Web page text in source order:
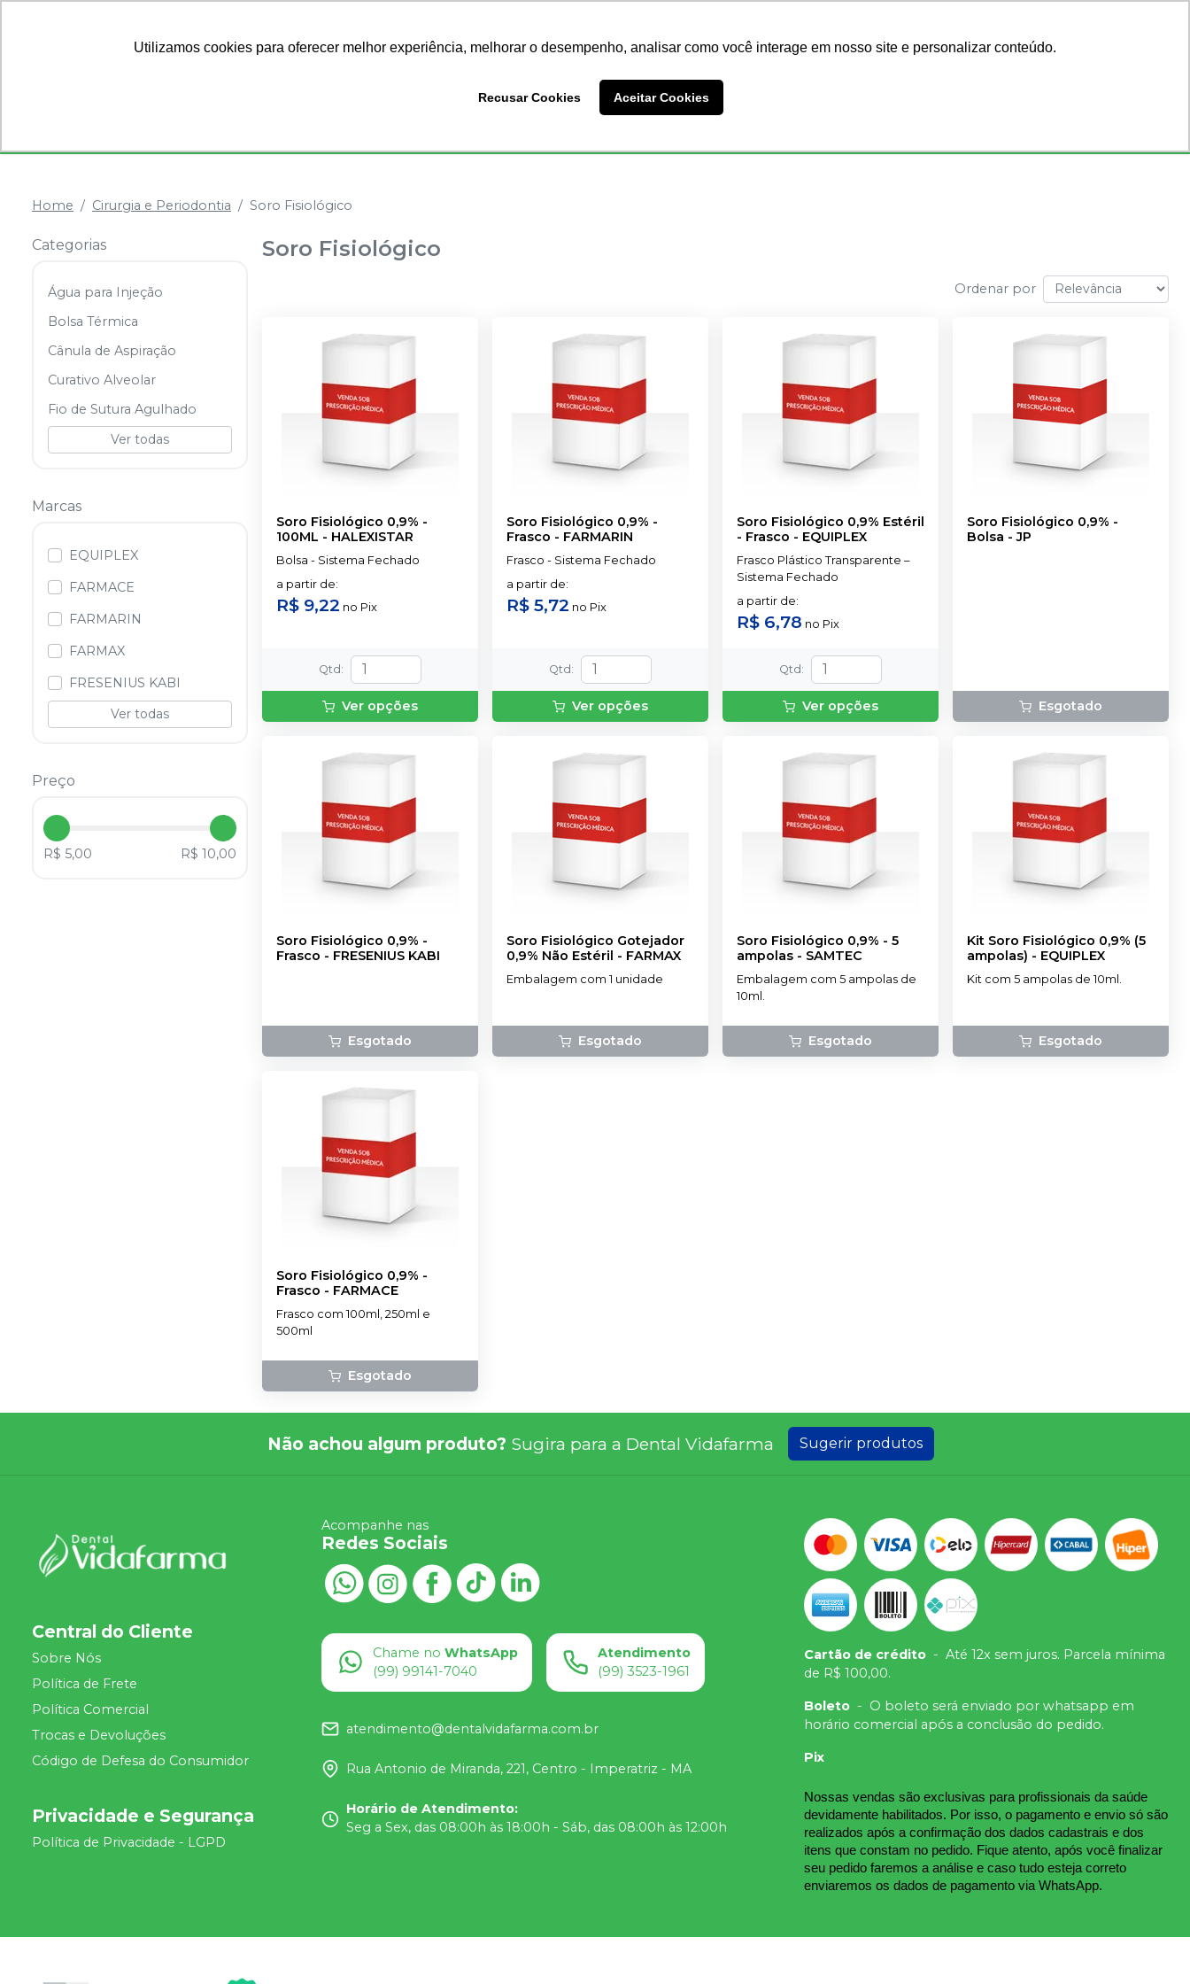
Utilizamos cookies para oferecer melhor experiência, melhorar o desempenho, analisar como você interage em nosso site e personalizar conteúdo.
Recusar Cookies Aceitar Cookies
Home Cirurgia e Periodontia Soro Fisiológico
Categorias
Água para Injeção
Bolsa Térmica
Cânula de Aspiração
Curativo Alveolar
Fio de Sutura Agulhado
Ver todas
Marcas
EQUIPLEX
FARMACE
FARMARIN
FARMAX
FRESENIUS KABI
Ver todas
Preço
R$ 5,00 R$ 10,00
Soro Fisiológico
Ordenar por
Soro Fisiológico 0,9% -
100ML - HALEXISTAR
Bolsa - Sistema Fechado
a partir de:
R$ 9,22 no Pix
Qtd :
Ver opções
Soro Fisiológico 0,9% -
Frasco - FARMARIN
Frasco - Sistema Fechado
a partir de:
R$ 5,72 no Pix
Qtd :
Ver opções
Soro Fisiológico 0,9% Estéril
- Frasco - EQUIPLEX
Frasco Plástico Transparente –
Sistema Fechado
a partir de:
R$ 6,78 no Pix
Qtd :
Ver opções
Soro Fisiológico 0,9% -
Bolsa -JP
Esgotado
Soro Fisiológico 0,9% -
Frasco - FRESENIUS KABI
Esgotado
Soro Fisiológico Gotejador
0,9% Não Estéril - FARMAX
Embalagem com 1 unidade
Esgotado
Soro Fisiológico 0,9% - 5
ampolas - SAMTEC
Embalagem com 5 ampolas de
10ml.
Esgotado
Kit Soro Fisiológico 0,9% (5
ampolas) - EQUIPLEX
Kit com 5 ampolas de 10ml.
Esgotado
Soro Fisiológico 0,9% -
Frasco - FARMACE
Frasco com 100ml, 250ml e
500ml
Esgotado
Não achou algum produto? Sugira para a Dental Vidafarma Sugerir produtos
Central do Cliente
Sobre Nós
Política de Frete
Política Comercial
Trocas e Devoluções
Código de Defesa do Consumidor
Privacidade e Segurança
Política de Privacidade - LGPD
Acompanhe nas
Redes Sociais
Chame no WhatsApp
(99) 99141-7040
Atendimento
(99) 3523-1961
atendimento@dentalvidafarma.com.br
Rua Antonio de Miranda, 221, Centro - Imperatriz - MA
Horário de Atendimento:
Seg a Sex, das 08:00h às 18:00h - Sáb, das 08:00h às 12:00h
Cartão de crédito - Até 12x sem juros. Parcela mínima
de R$ 100,00.
Boleto - O boleto será enviado por whatsapp em
horário comercial após a conclusão do pedido.
Pix
Nossas vendas são exclusivas para profissionais da saúde
devidamente habilitados. Por isso, o pagamento e envio só são
realizados após a confirmação dos dados cadastrais e dos
itens que constam no pedido. Fique atento, após você finalizar
seu pedido faremos a análise e caso tudo esteja correto
enviaremos os dados de pagamento via WhatsApp.